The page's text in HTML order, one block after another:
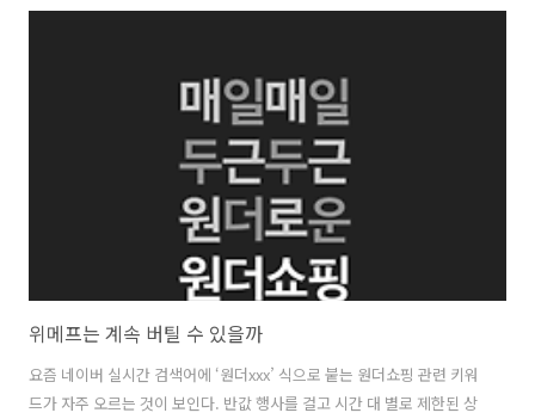
걸 가지게 해줘야 한다고 생각은 한다. 하지만 자존감이 어디 형태가 있
조차 그걸 가지고 있는지 모른다. 그런데 어떻게 아이에게 그것을 가지게
해줄 것인가. 자존감 형성, 어떻게 도울 수 있나 자존감의 형태와 탄생은
학문으로 연구해도 끝없는 주제다. 하지만 부모가 아이의 자존감, 그러니
위메프는 계속 버틸 수 있을까
요즘 네이버 실시간 검색어에 ‘원더xxx’ 식으로 붙는 원더쇼핑 관련 키워
드가 자주 오르는 것이 보인다. 반값 행사를 걸고 시간 대 별로 제한된 상